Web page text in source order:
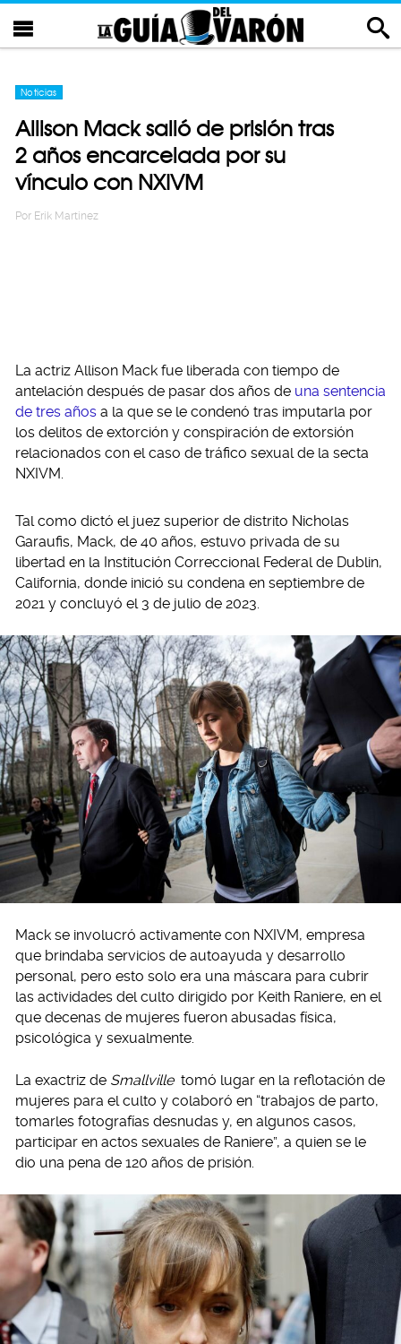
Noticias
Allison Mack salió de prisión tras
2 años encarcelada por su
vínculo con NXIVM
Por Erik Martinez
La actriz Allison Mack fue liberada con tiempo de
antelación después de pasar dos años de una sentencia
de tres años a la que se le condenó tras imputarla por
los delitos de extorción y conspiración de extorsión
relacionados con el caso de tráfico sexual de la secta
NXIVM.
Tal como dictó el juez superior de distrito Nicholas
Garaufis, Mack, de 40 años, estuvo privada de su
libertad en la Institución Correccional Federal de Dublin,
California, donde inició su condena en septiembre de
2021 y concluyó el 3 de julio de 2023.
Mack se involucró activamente con NXIVM, empresa
que brindaba servicios de autoayuda y desarrollo
personal, pero esto solo era una máscara para cubrir
las actividades del culto dirigido por Keith Raniere, en el
que decenas de mujeres fueron abusadas física,
psicológica y sexualmente.
La exactriz de Smallville tomó lugar en la reflotación de
mujeres para el culto y colaboró en “trabajos de parto,
tomarles fotografías desnudas y, en algunos casos,
participar en actos sexuales de Raniere”, a quien se le
dio una pena de 120 años de prisión.